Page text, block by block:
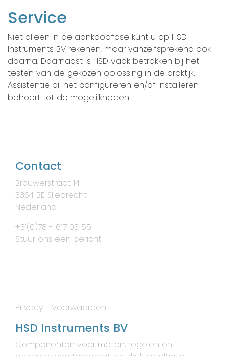
Service
Niet alleen in de aankoopfase kunt u op HSD
Instruments BV rekenen, maar vanzelfsprekend ook
daarna. Daarnaast is HSD vaak betrokken bij het
testen van de gekozen oplossing in de praktijk.
Assistentie bij het configureren en/of installeren
behoort tot de mogelijkheden.
Contact
Brouwerstraat 14
3364 BE Sliedrecht
Nederland
+31(0)78 - 617 03 55
Stuur ons een bericht
Privacy - Voorwaarden
HSD Instruments BV
Componenten voor meten, regelen en